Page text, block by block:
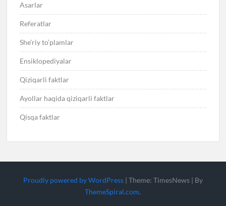
Asarlar
Referatlar
She’riy to’plamlar
Ensiklopediyalar
Qiziqarli faktlar
Ayollar haqida qiziqarli faktlar
Qisqa faktlar
Proudly powered by WordPress | Theme: TimesNews | By
ThemeSpiral.com.